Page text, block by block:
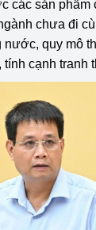
các sản phẩm
chưa đi
nước, quy mô
cạnh tranh